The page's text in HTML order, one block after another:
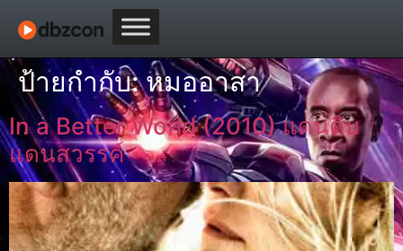
ป้ายกำกับ:หมออาสา
In a Better World (2010) แดนดิบ
แดนสวรรค์